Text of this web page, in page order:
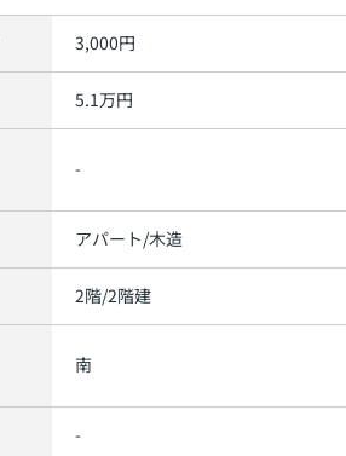
3,000円
5.1万円
-
アパート/木造
2階/2階建
南
-